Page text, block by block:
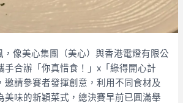
，像美心集團（美心）與香港電燈有限公
手合辦「你真惜食！」x「綠得開心計
邀請參賽者發揮創意，利用不同食材及
美味的新穎菜式，總決賽早前已圓滿舉